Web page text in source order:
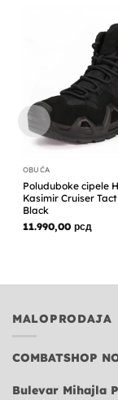
OBUĆA
Poluduboke cipele
Kasimir Cruiser
Black
11.990,00 рсд
MALOPRODAJA
COMBATSHOP
Bulevar Mihajla